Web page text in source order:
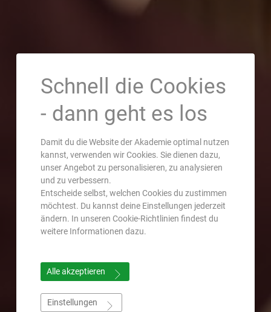
Schnell die Cookies
- dann geht es los
Damit du die Website der Akademie optimal nutzen
kannst, verwenden wir Cookies. Sie dienen dazu,
unser Angebot zu personalisieren, zu analysieren
und zu verbessern.
Entscheide selbst, welchen Cookies du zustimmen
möchtest. Du kannst deine Einstellungen jederzeit
ändern. In unseren Cookie-Richtlinien findest du
weitere Informationen dazu.
Alle akzeptieren
Einstellungen